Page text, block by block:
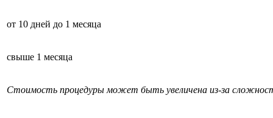
от 10 дней до 1 месяца
свыше 1 месяца
Стоимость процедуры может быть увеличена из-за